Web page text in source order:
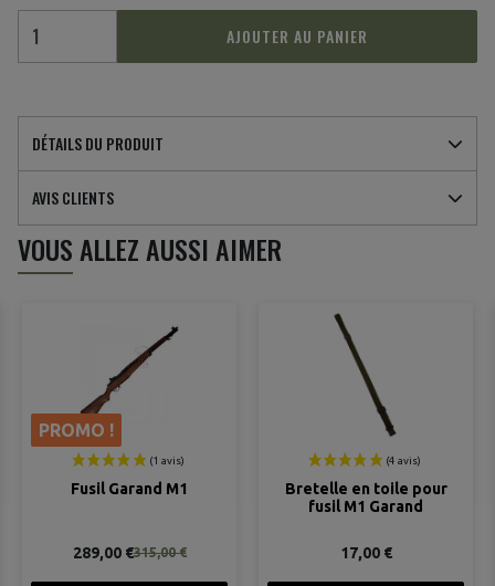
AJOUTER AU PANIER
DÉTAILS DU PRODUIT
AVIS CLIENTS
VOUS ALLEZ AUSSI AIMER
PROMO !
Fusil Garand M1
289,00 €315,00 €
Bretelle en toile pour
fusil M1 Garand
17,00 €